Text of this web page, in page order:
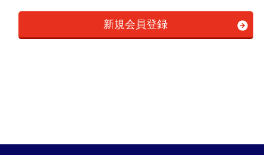
新規会員登録